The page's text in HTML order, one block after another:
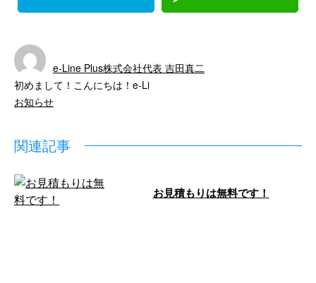
e-Line Plus株式会社代表 吉田真二
初めまして！こんにちは！e-Li
お知らせ
関連記事
お見積もりは無料です！